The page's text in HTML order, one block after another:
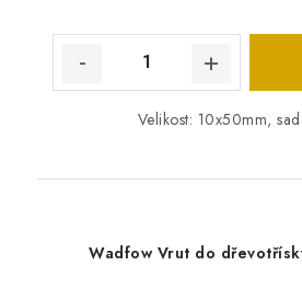
Velikost: 10x50mm,
Wadfow Vrut do